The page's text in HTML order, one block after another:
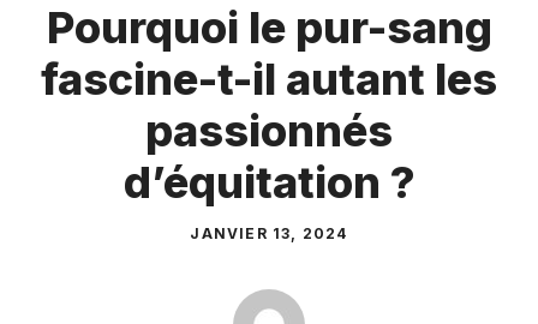
Pourquoi le pur-sang
fascine-t-il autant les
passionnés
d’équitation ?
JANVIER 13, 2024